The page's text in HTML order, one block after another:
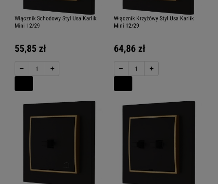
Włącznik Schodowy Styl Usa Karlik
Mini 12/29
55,85 zł
− +
Włącznik Krzyżówy Styl Usa Karlik
Mini 12/29
64,86 zł
− +